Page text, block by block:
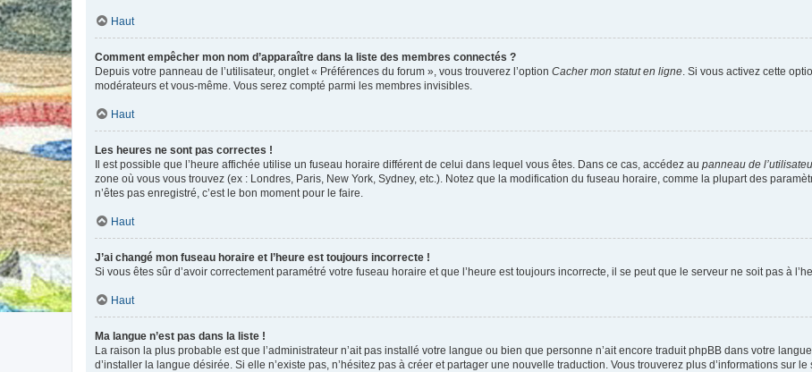
Haut
Comment empêcher mon nom d’apparaître dans la liste des membres connectés ?
Depuis votre panneau de l’utilisateur, onglet « Préférences du forum », vous trouverez l’option Cacher mon statut en ligne. Si vous activez cette
modérateurs et vous-même. Vous serez compté parmi les membres invisibles.
Haut
Les heures ne sont pas correctes !
Il est possible que l’heure affichée utilise un fuseau horaire différent de celui dans lequel vous êtes. Dans ce cas, accédez au panneau de
zone où vous vous trouvez (ex : Londres, Paris, New York, Sydney, etc.). Notez que la modification du fuseau horaire, comme la plupart des
n’êtes pas enregistré, c’est le bon moment pour le faire.
Haut
J’ai changé mon fuseau horaire et l’heure est toujours incorrecte !
Si vous êtes sûr d’avoir correctement paramétré votre fuseau horaire et que l’heure est toujours incorrecte, il se peut que le serveur ne soit pas à
Haut
Ma langue n’est pas dans la liste !
La raison la plus probable est que l’administrateur n’ait pas installé votre langue ou bien que personne n’ait encore traduit phpBB dans votre
d’installer la langue désirée. Si elle n’existe pas, n’hésitez pas à créer et partager une nouvelle traduction. Vous trouverez plus d’informations sur le